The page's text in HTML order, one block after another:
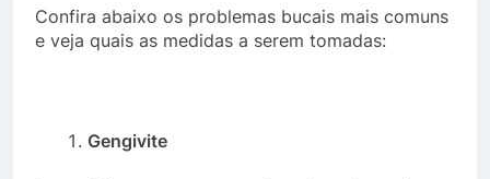
Confira abaixo os problemas bucais mais comuns
e veja quais as medidas a serem tomadas:
Gengivite